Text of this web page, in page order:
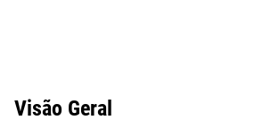
Visão Geral